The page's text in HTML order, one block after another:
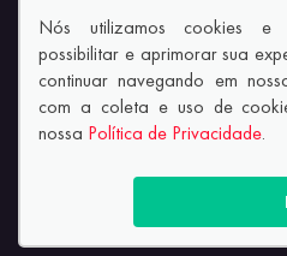
AutoForce - Todos os direitos
Nós utilizamos cookies e
possibilitar e aprimorar sua
continuar navegando em
com a coleta e uso de
nossa Política de Privacidade.